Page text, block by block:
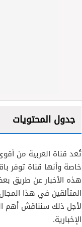
جدول المحتويات
تُعد قناة العربية من
خاصة وأنها قناة توفر
هذه الأخبار عن طريق
المتألقين في هذا
لأجل ذلك سنناقش أهم
الإخبارية.